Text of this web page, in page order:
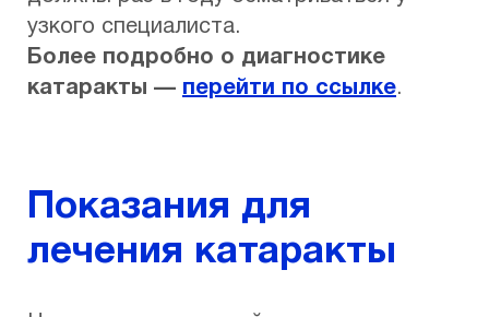
узкого специалиста.
Более подробно о диагностике
катаракты — перейти по ссылке.
Показания для
лечения катаракты